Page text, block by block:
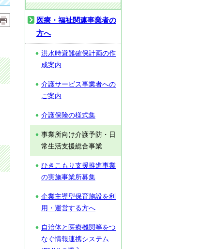
医療・福祉関連事業者の
方へ
洪水時避難確保計画の作
成案内
介護サービス事業者への
ご案内
介護保険の様式集
事業所向け介護予防・日
常生活支援総合事業
ひきこもり支援推進事業
の実施事業所募集
企業主導型保育施設を利
用・運営する方へ
自治体と医療機関等をつ
なぐ情報連携システム